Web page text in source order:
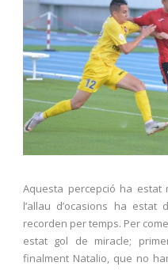
Aquesta percepció ha
l’allau d’ocasions ha estat
recorden per temps. Per
estat gol de miracle;
finalment Natalio, que no